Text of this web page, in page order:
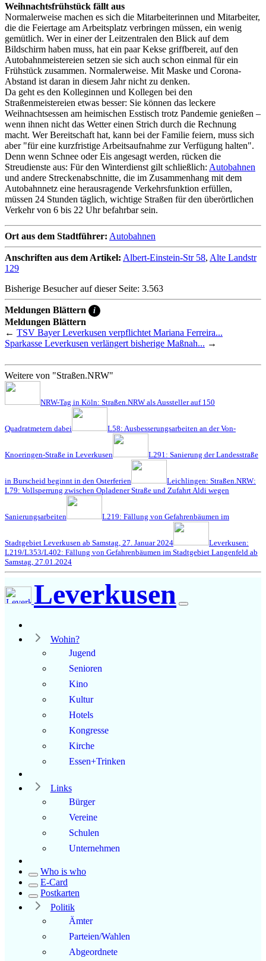
Weihnachtsfrühstück fällt aus
Normalerweise machen es sich die Mitarbeiterinnen und Mitarbeiter,
die die Feiertage am Arbeitsplatz verbringen müssen, ein wenig
gemütlich. Wer in einer der Leitzentralen den Blick auf dem
Bildschirm haben muss, hat ein paar Kekse griffbereit, auf den
Autobahnmeistereien setzen sie sich auch schon einmal für ein
Frühstück zusammen. Normalerweise. Mit Maske und Corona-
Abstand ist daran in diesem Jahr nicht zu denken.
Da geht es den Kolleginnen und Kollegen bei den
Straßenmeistereien etwas besser: Sie können das leckere
Weihnachtsessen am heimischen Esstisch trotz Pandemie genießen –
wenn ihnen nicht das Wetter einen Strich durch die Rechnung
macht. Wer Bereitschaft hat, kann bei der Familie feiern, muss sich
aber "für eine kurzfristige Arbeitsaufnahme zur Verfügung halten".
Denn wenn Schnee oder Eis angesagt werden, rücken die
Streudienste aus: Für den Winterdienst gilt schließlich: Autobahnen
und andere Streckenabschnitte, die im Zusammenhang mit dem
Autobahnnetz eine herausragende Verkehrsfunktion erfüllen,
müssen 24 Stunden täglich, wichtige Straßen für den überörtlichen
Verkehr von 6 bis 22 Uhr befahrbar sein.
Ort aus dem Stadtführer: Autobahnen
Anschriften aus dem Artikel: Albert-Einstein-Str 58, Alte Landstr
129
Bisherige Besucher auf dieser Seite: 3.563
Meldungen Blättern i
Meldungen Blättern
← TSV Bayer Leverkusen verpflichtet Mariana Ferreira...
Sparkasse Leverkusen verlängert bisherige Maßnah... →
Weitere von "Straßen.NRW"
NRW-Tag in Köln: Straßen.NRW als Aussteller auf 150
Quadratmetern dabei L58: Ausbesserungsarbeiten an der Von-
Knoeringen-Straße in Leverkusen L291: Sanierung der Landesstraße
in Burscheid beginnt in den Osterferien
Leichlingen: Straßen.NRW:
L79: Vollsperrung zwischen Opladener Straße und Zufahrt Aldi wegen
Sanierungsarbeiten L219: Fällung von Gefahrenbäumen im
Stadtgebiet Leverkusen ab Samstag, 27. Januar 2024
Leverkusen:
L219/L353/L402: Fällung von Gefahrenbäumen im Stadtgebiet Langenfeld ab
Samstag, 27.01.2024
Leverkusen
Wohin?
Jugend
Senioren
Kino
Kultur
Hotels
Kongresse
Kirche
Essen+Trinken
Links
Bürger
Vereine
Schulen
Unternehmen
Who is who
E-Card
Postkarten
Politik
Ämter
Parteien/Wahlen
Abgeordnete